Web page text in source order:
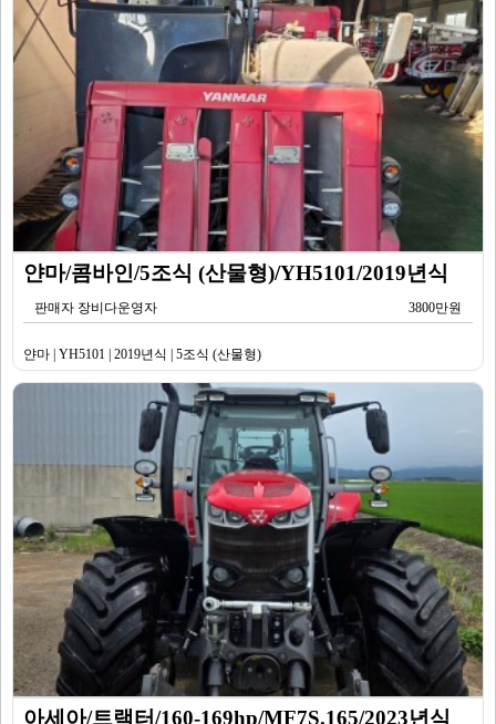
얀마/콤바인/5조식 (산물형)/YH5101/2019년식
판매자 장비다운영자 3800만원
얀마 | YH5101 | 2019년식 | 5조식 (산물형)
아세아/트랙터/160-169hp/MF7S.165/2023년식